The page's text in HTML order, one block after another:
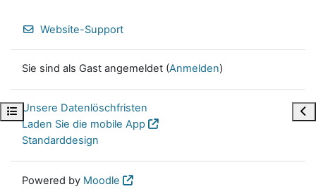
Kursindex öffnen
Website-Support
Sie sind als Gast angemeldet (Anmelden)
Unsere Datenlöschfristen
Laden Sie die mobile App
Standarddesign
Powered by Moodle